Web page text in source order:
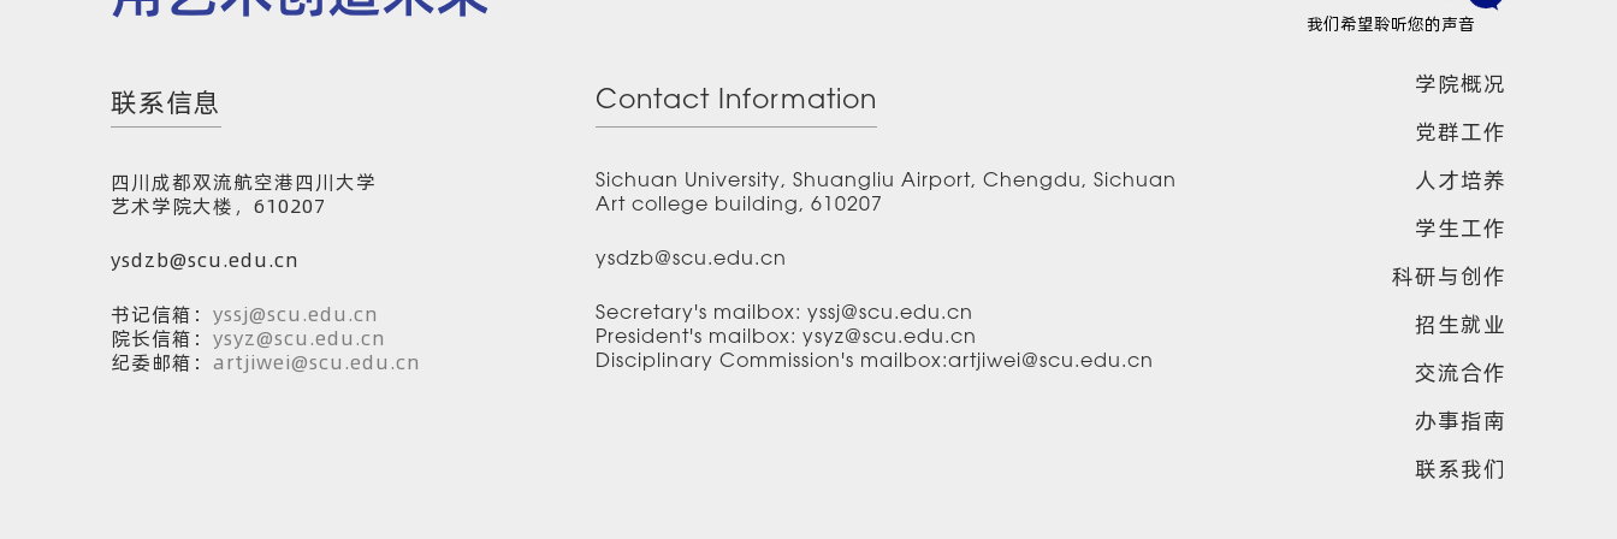
联系信息
四川成都双流航空港四川大学
艺术学院大楼，610207
ysdzb@scu.edu.cn
书记信箱： yssj@scu.edu.cn
院长信箱： ysyz@scu.edu.cn
纪委邮箱： artjiwei@scu.edu.cn
Contact Information
Sichuan University, Shuangliu Airport, Chengdu, Sichuan
Art college building, 610207
ysdzb@scu.edu.cn
Secretary's mailbox: yssj@scu.edu.cn
President's mailbox: ysyz@scu.edu.cn
Disciplinary Commission's mailbox:artjiwei@scu.edu.cn
我们希望聆听您的声音
学院概况
党群工作
人才培养
学生工作
科研与创作
招生就业
交流合作
办事指南
联系我们